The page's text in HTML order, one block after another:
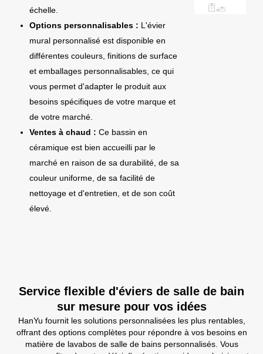
échelle.
Options personnalisables : L'évier
mural personnalisé est disponible en
différentes couleurs, finitions de surface
et emballages personnalisables, ce qui
vous permet d'adapter le produit aux
besoins spécifiques de votre marque et
de votre marché.
Ventes à chaud : Ce bassin en
céramique est bien accueilli par le
marché en raison de sa durabilité, de sa
couleur uniforme, de sa facilité de
nettoyage et d'entretien, et de son coût
élevé.
Service flexible d'éviers de salle de bain
sur mesure pour vos idées
HanYu fournit les solutions personnalisées les plus rentables,
offrant des options complètes pour répondre à vos besoins en
matière de lavabos de salle de bains personnalisés. Vous